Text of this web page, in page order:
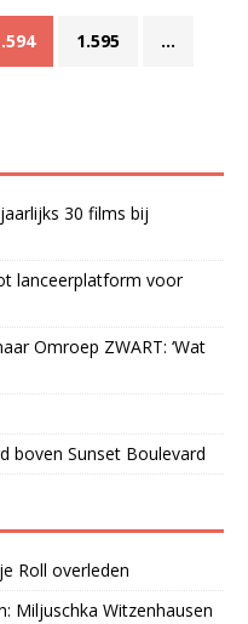
1.595 …
30 films bij
lanceerplatform voor
Omroep ZWART: ‘Wat
boven Sunset Boulevard
Roll overleden
Miljuschka Witzenhausen